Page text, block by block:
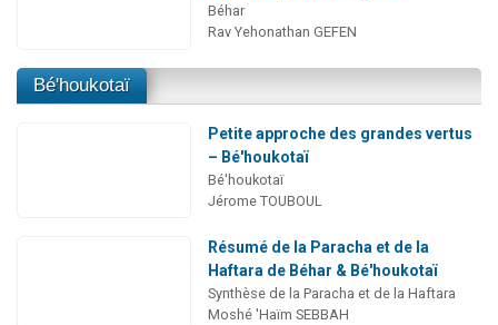
Béhar
Rav Yehonathan GEFEN
Bé'houkotaï
Petite approche des grandes vertus
– Bé'houkotaï
Bé'houkotaï
Jérome TOUBOUL
Résumé de la Paracha et de la
Haftara de Béhar & Bé'houkotaï
Synthèse de la Paracha et de la Haftara
Moshé 'Haïm SEBBAH